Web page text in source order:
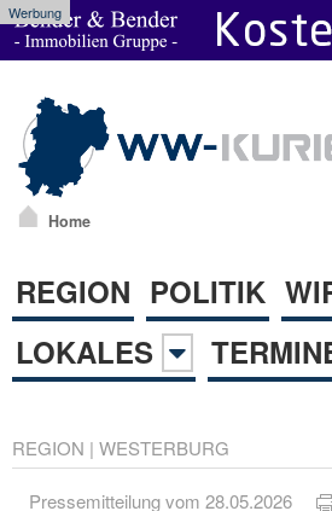
Werbung
Home
REGION POLITIK
LOKALES
REGION | WESTERBURG
Pressemitteilung vom 28.05.2026